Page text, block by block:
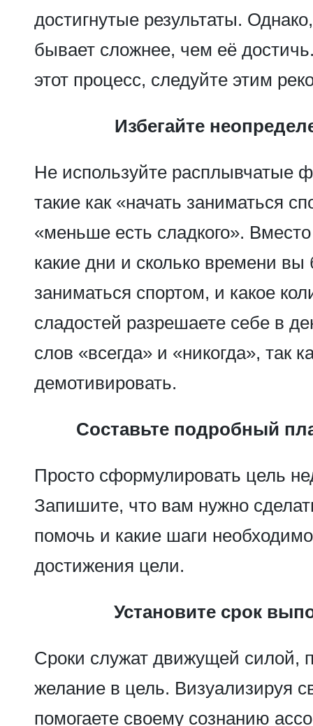
достигнутые результаты.
бывает сложнее, чем её
этот процесс, следуйте этим
Избегайте
Не используйте расплывчатые
такие как «начать заниматься
«меньше есть сладкого». Вместо
какие дни и сколько времени вы
заниматься спортом, и какое
сладостей разрешаете себе в
слов «всегда» и «никогда», так
демотивировать.
Составьте подробный
Просто сформулировать цель
Запишите, что вам нужно
помочь и какие шаги
достижения цели.
Установите срок
Сроки служат движущей силой,
желание в цель. Визуализируя
помогаете своему сознанию